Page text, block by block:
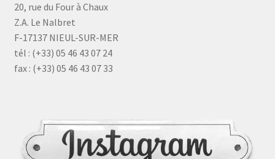
20, rue du Four à Chaux
Z.A. Le Nalbret
F-17137 NIEUL-SUR-MER
tél : (+33) 05 46 43 07 24
fax : (+33) 05 46 43 07 33